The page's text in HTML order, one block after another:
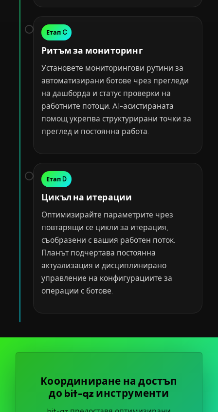
Етап C
Ритъм за мониторинг
Установете мониторингови рутини за
автоматизирани ботове чрез прегледи
на дашборда и статус проверки на
работните потоци. AI-асистираната
помощ укрепва структурирани точки за
преглед и постоянна работа.
Етап D
Цикъл на итерации
Оптимизирайте параметрите чрез
повтарящи се цикли за итерация,
съобразени с вашия работен поток.
Планът подчертава постоянна
актуализация и дисциплинирано
управление на конфигурациите за
операции с ботове.
Координиране на достъп
до bit-qz инструменти